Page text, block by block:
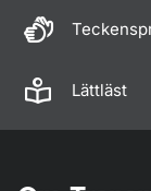
Lättläst